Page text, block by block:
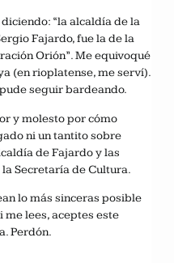
“la alcaldía de la
Fajardo, fue la de la
Orión”. Me equivoqué
(en rioplatense, me serví).
seguir bardeando.
y molesto por cómo
ni un tantito sobre
de Fajardo y las
Secretaría de Cultura.
lo más sinceras posible
me lees, aceptes este
Perdón.